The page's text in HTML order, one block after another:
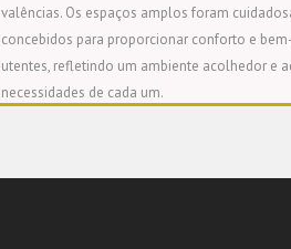
valências. Os espaços amplos foram
concebidos para proporcionar conforto e
utentes, refletindo um ambiente acolhedor e
necessidades de cada um.